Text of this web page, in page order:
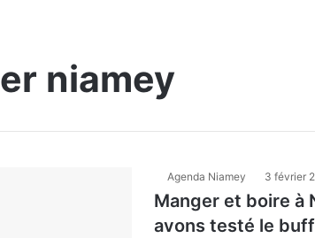
niamey
Agenda Niamey 3 février
Manger et boire à
avons testé le